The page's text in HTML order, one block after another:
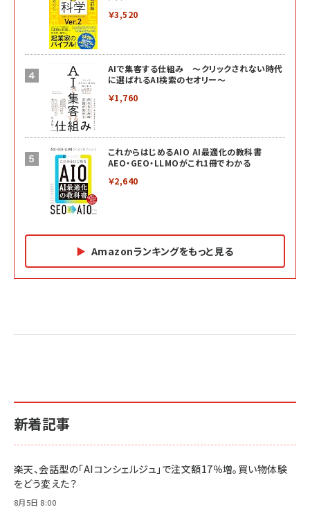
￥3,520
AIで集客する仕組み ～クリックされない時代
に選ばれるAI検索のセオリー～
￥1,760
これからはじめるAIO AI最適化の教科書
AEO・GEO・LLMOがこれ1冊でわかる
￥2,640
Amazonランキングをもっと見る
2億円を売り上げたプロが教える note×AI 最強の
小さな会社は戦略が9割
￥1,815
anan(アンアン)2026/07/01号 No.2501[魅せる
anan(アンアン)2026/06/24号 No.2500増刊
anan(アンアン)2026/07/08号 No.2502[2026
ベインキャピタル 企業価値向上力の秘密
ルな本質」
￥2,750
新着記事
楽天、会話型の「AIコンシェルジュ」で注文額17％増。買い物体験
をどう変えた？
8月5日 8:00